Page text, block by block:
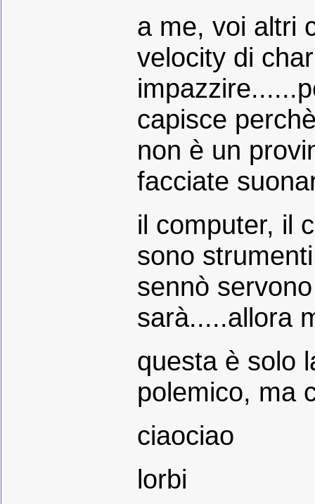
a me, voi altri
velocity di
capisce
non è un
facciate
il computer, il
sono
sennò
sarà.....allora
questa è solo
polemico, ma
ciaociao
lorbi